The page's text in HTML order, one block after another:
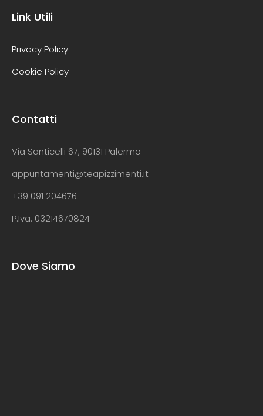
Link Utili
Privacy Policy
Cookie Policy
Contatti
Via Santicelli 67, 90131 Palermo
appuntamenti@teapizzimenti.it
+39 091 204676
P.Iva: 03214670824
Dove Siamo